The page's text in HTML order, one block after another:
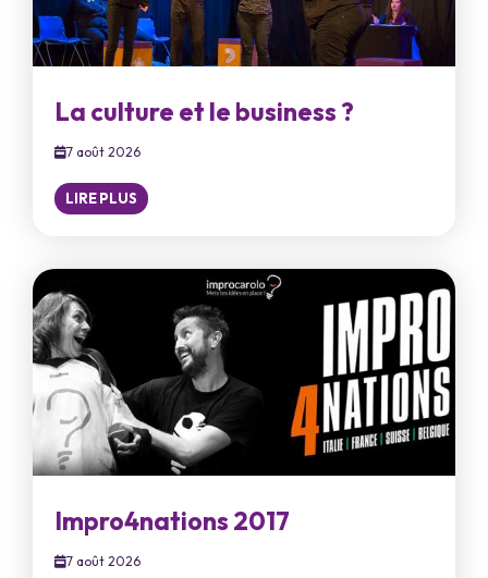
La culture et le business ?
7 août 2026
LIRE PLUS
Impro4nations 2017
7 août 2026